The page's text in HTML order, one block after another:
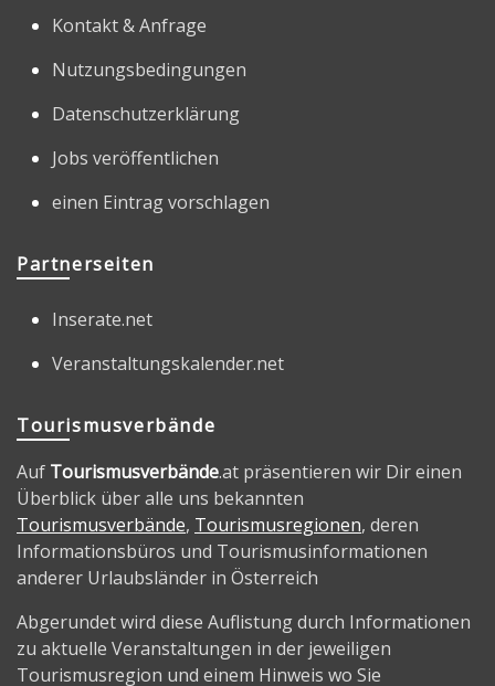
Kontakt & Anfrage
Nutzungsbedingungen
Datenschutzerklärung
Jobs veröffentlichen
einen Eintrag vorschlagen
Partnerseiten
Inserate.net
Veranstaltungskalender.net
Tourismusverbände
Auf Tourismusverbände.at präsentieren wir Dir einen
Überblick über alle uns bekannten
Tourismusverbände, Tourismusregionen, deren
Informationsbüros und Tourismusinformationen
anderer Urlaubsländer in Österreich
Abgerundet wird diese Auflistung durch Informationen
zu aktuelle Veranstaltungen in der jeweiligen
Tourismusregion und einem Hinweis wo Sie